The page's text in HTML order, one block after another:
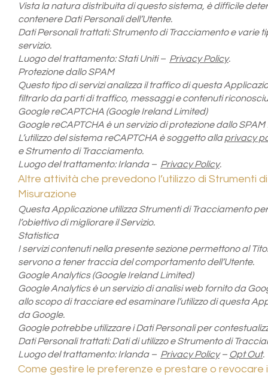
Vista la natura distribuita di questo sistema, è difficile
contenere Dati Personali dell’Utente.
Dati Personali trattati: Strumento di Tracciamento e varie
servizio.
Luogo del trattamento: Stati Uniti – Privacy Policy.
Protezione dallo SPAM
Questo tipo di servizi analizza il traffico di questa
filtrarlo da parti di traffico, messaggi e contenuti
Google reCAPTCHA (Google Ireland Limited)
Google reCAPTCHA è un servizio di protezione dallo
L’utilizzo del sistema reCAPTCHA è soggetto allaprivacy
e Strumento di Tracciamento.
Luogo del trattamento: Irlanda – Privacy Policy.
Altre attività che prevedono l’utilizzo di Strumenti
Misurazione
Questa Applicazione utilizza Strumenti di Tracciamento
l’obiettivo di migliorare il Servizio.
Statistica
I servizi contenuti nella presente sezione permettono al
servono a tener traccia del comportamento dell’Utente.
Google Analytics (Google Ireland Limited)
Google Analytics è un servizio di analisi web fornito da
allo scopo di tracciare ed esaminare l’utilizzo di questa
da Google.
Google potrebbe utilizzare i Dati Personali per
Dati Personali trattati: Dati di utilizzo e Strumento di
Luogo del trattamento: Irlanda – Privacy Policy– Opt Out.
Come gestire le preferenze e prestare o revocare